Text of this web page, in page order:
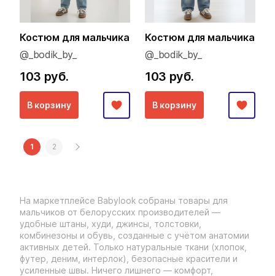
Костюм для мальчика
@_bodik_by_
103 руб.
В корзину
Костюм для мальчика
@_bodik_by_
103 руб.
В корзину
1 2
На маркетплейсе Babylook собраны товары для
мальчиков от белорусских производителей —
удобные штаны, худи, джинсы, толстовки,
комбинезоны и обувь, созданные с учётом анатомии
активных детей. Только натуральные ткани (хлопок,
футер, деним, интерлок), безопасные красители и
усиленные швы. Ничего лишнего — комфорт,